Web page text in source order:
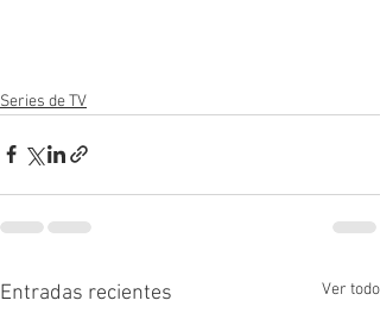
Series de TV
Entradas recientes Ver todo